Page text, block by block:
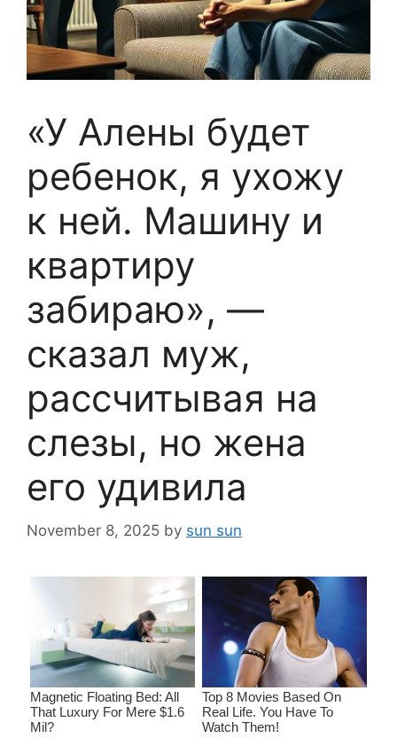
«У Алены будет
ребенок, я ухожу
к ней. Машину и
квартиру
забираю», —
сказал муж,
рассчитывая на
слезы, но жена
его удивила
November 8, 2025 by sun sun